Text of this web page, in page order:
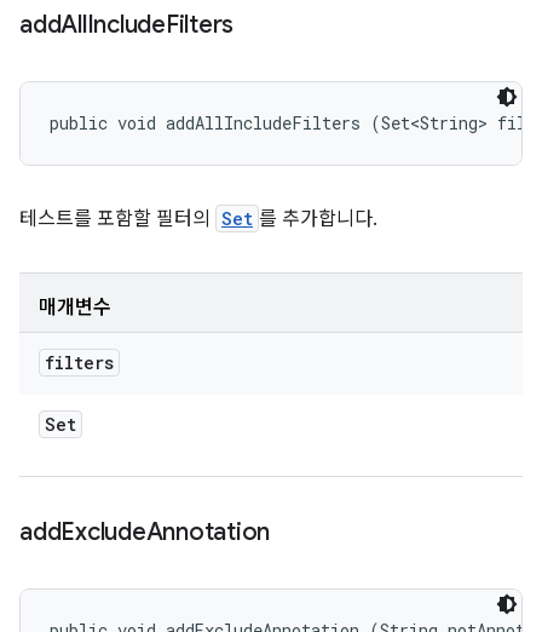
addAllIncludeFilters
public void addAllIncludeFilters (Set<String>
테스트를 포함할 필터의 Set 를 추가합니다.
매개변수
filters
Set
addExcludeAnnotation